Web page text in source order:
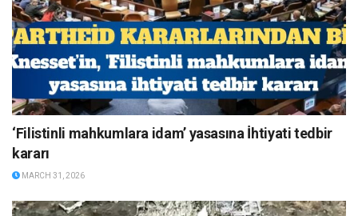
‘Filistinli mahkumlara idam’ yasasına İhtiyati tedbir
kararı
MARCH 31, 2026